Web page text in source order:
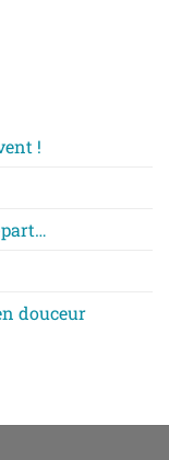
!
douceur